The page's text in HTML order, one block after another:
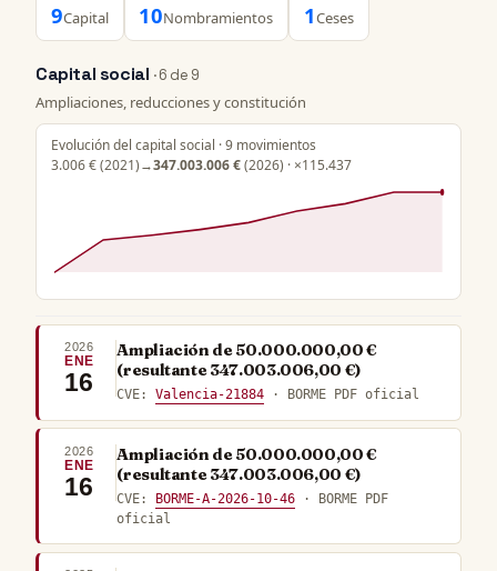
9Capital 10Nombramientos 1Ceses
Capital social · 6 de 9
Ampliaciones, reducciones y constitución
Evolución del capital social · 9 movimientos
3.006 €(2021)→347.003.006 €(2026) · ×115.437
2026
ENE
16
Ampliación de 50.000.000,00 €
(resultante 347.003.006,00 €)
CVE:Valencia-21884 · BORME PDF oficial
2026
ENE
16
Ampliación de 50.000.000,00 €
(resultante 347.003.006,00 €)
CVE: BORME-A-2026-10-46 · BORME PDF
oficial